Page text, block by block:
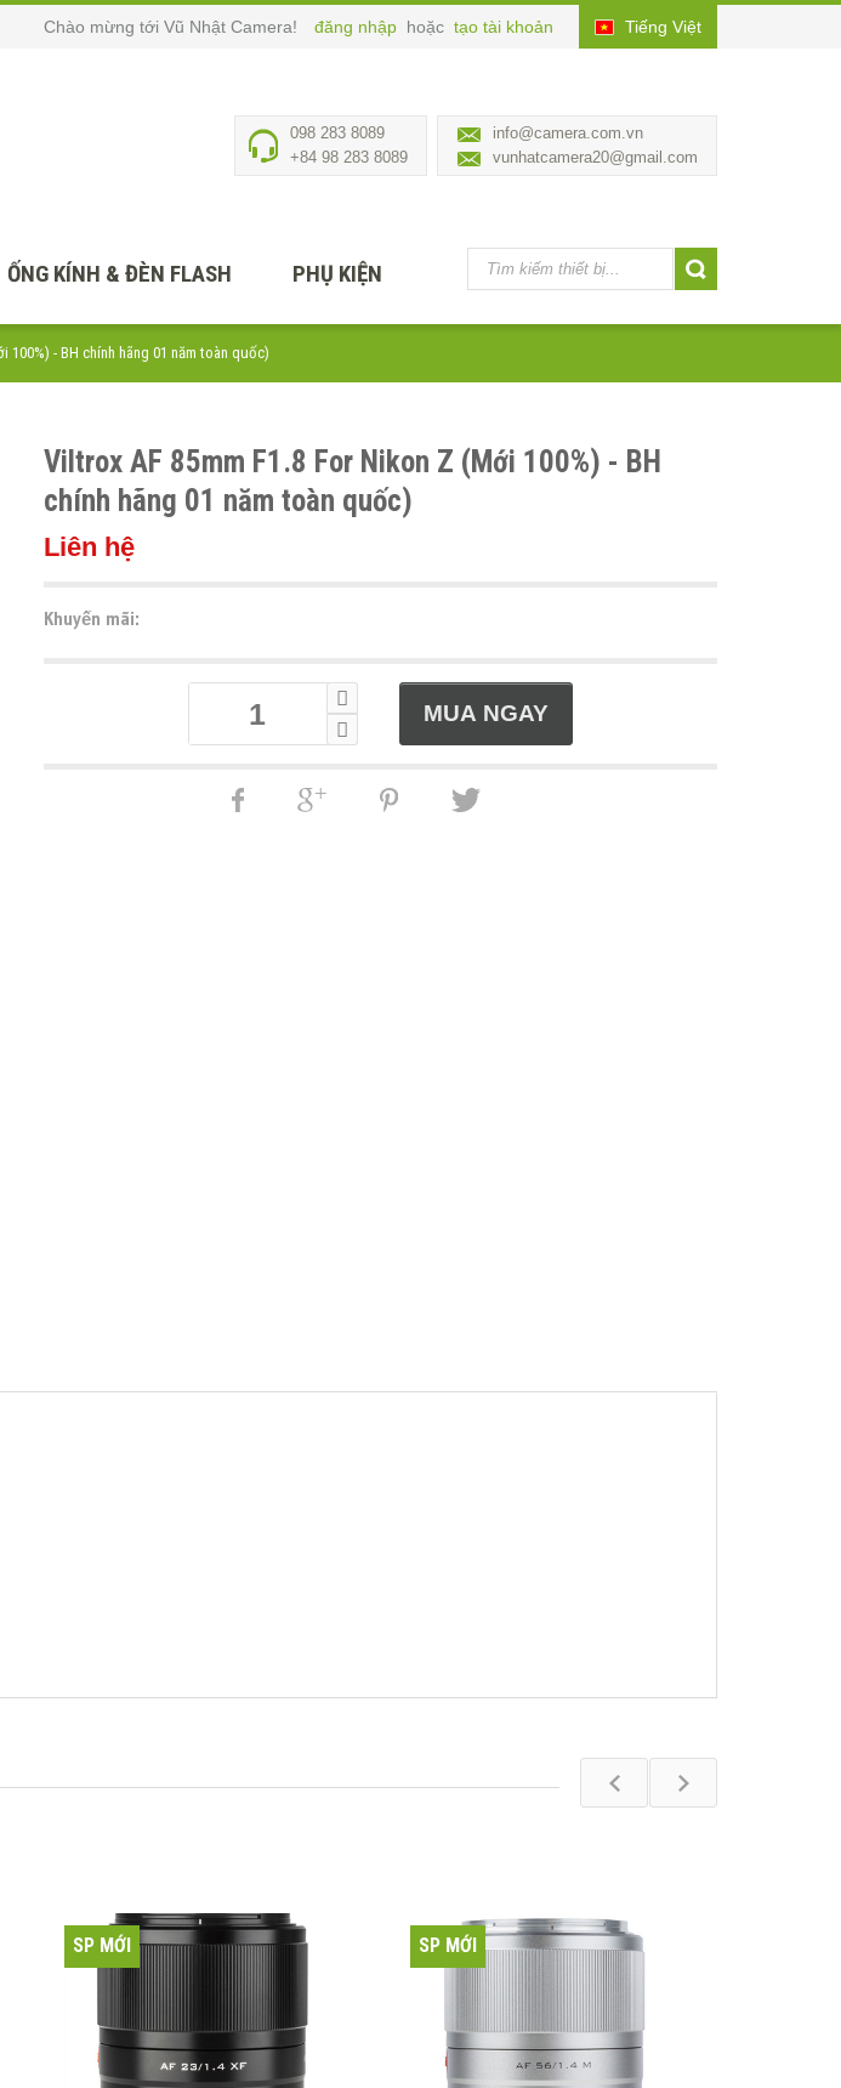
Tiếng Việt
Chào mừng tới Vũ Nhật Camera! đăng nhập hoặc tạo tài khoản
info@camera.com.vn
vunhatcamera20@gmail.com
098 283 8089
+84 98 283 8089
ỐNG KÍNH & ĐÈN FLASH PHỤ KIỆN
100%) - BH chính hãng 01 năm toàn quốc)
Viltrox AF 85mm F1.8 For Nikon Z (Mới 100%) - BH
chính hãng 01 năm toàn quốc)
Liên hệ
Khuyến mãi:
SP MỚI SP MỚI